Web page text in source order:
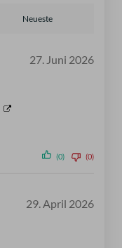
27. Juni 2026
(0) (0)
29. April 2026